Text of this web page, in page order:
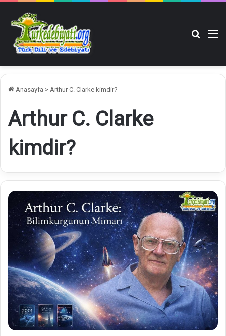
Anasayfa > Arthur C. Clarke kimdir?
Arthur C. Clarke
kimdir?